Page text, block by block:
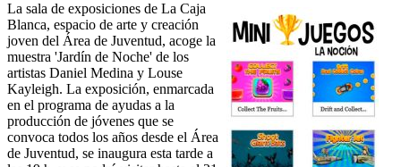
La sala de exposiciones de La Caja
Blanca, espacio de arte y creación
joven del Área de Juventud, acoge la
muestra 'Jardín de Noche' de los
artistas Daniel Medina y Louse
Kayleigh. La exposición, enmarcada
en el programa de ayudas a la
producción de jóvenes que se
convoca todos los años desde el Área
de Juventud, se inaugura esta tarde a